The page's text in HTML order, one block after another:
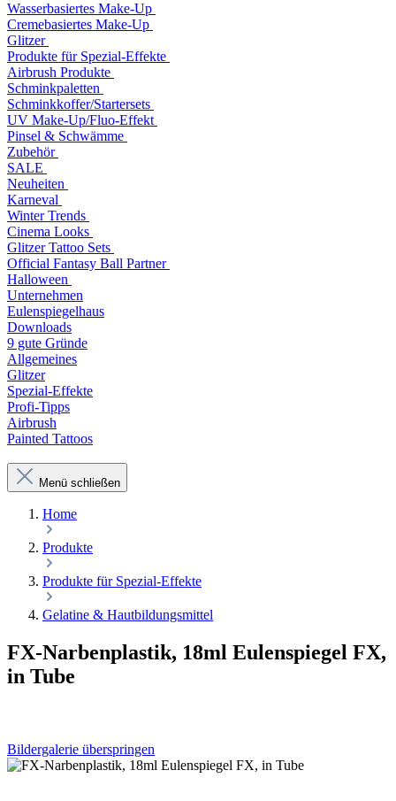
Wasserbasiertes Make-Up
Cremebasiertes Make-Up
Glitzer
Produkte für Spezial-Effekte
Airbrush Produkte
Schminkpaletten
Schminkkoffer/Startersets
UV Make-Up/Fluo-Effekt
Pinsel & Schwämme
Zubehör
SALE
Neuheiten
Karneval
Winter Trends
Cinema Looks
Glitzer Tattoo Sets
Official Fantasy Ball Partner
Halloween
Unternehmen
Eulenspiegelhaus
Downloads
9 gute Gründe
Allgemeines
Glitzer
Spezial-Effekte
Profi-Tipps
Airbrush
Painted Tattoos
Menü schließen
Home
Produkte
Produkte für Spezial-Effekte
Gelatine & Hautbildungsmittel
FX-Narbenplastik, 18ml Eulenspiegel FX,
in Tube
Bildergalerie überspringen